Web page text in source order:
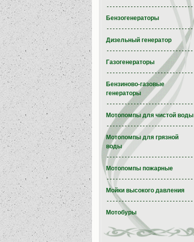
Бензогенераторы
Дизельный генератор
Газогенераторы
Бензиново-газовые
генераторы
Мотопомпы для чистой воды
Мотопомпы для грязной
воды
Мотопомпы пожарные
Мойки высокого давления
Мотобуры